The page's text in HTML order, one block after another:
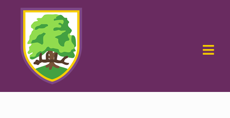
Skip
navigation
Skip
content